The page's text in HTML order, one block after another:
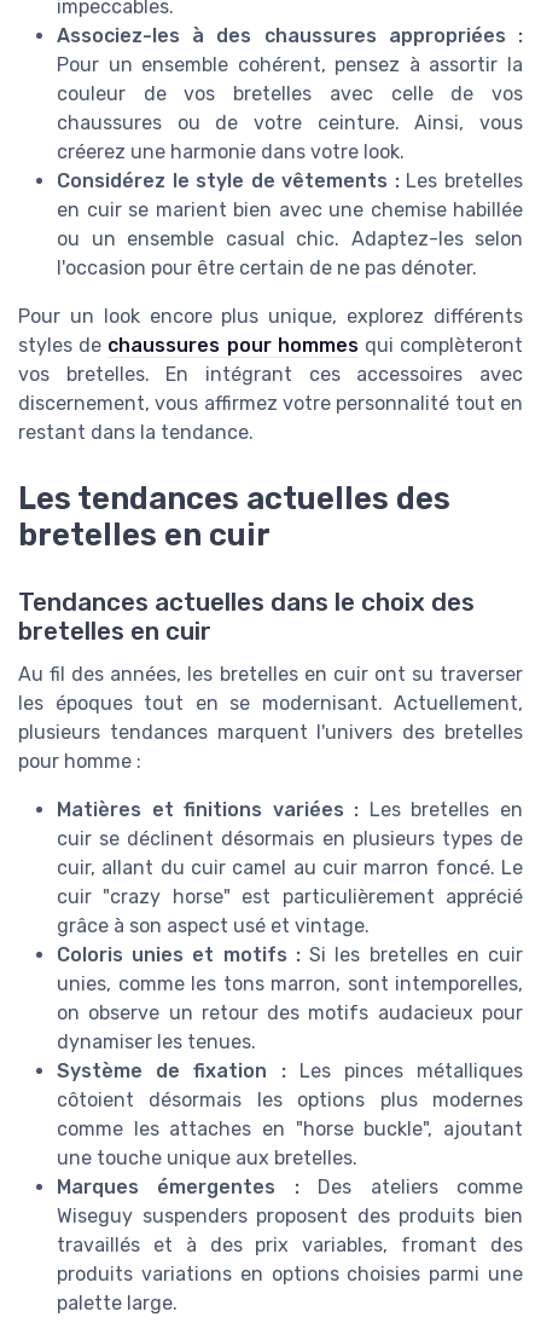
impeccables.
Associez-les à des chaussures appropriées :
Pour un ensemble cohérent, pensez à assortir la
couleur de vos bretelles avec celle de vos
chaussures ou de votre ceinture. Ainsi, vous
créerez une harmonie dans votre look.
Considérez le style de vêtements :Les bretelles
en cuir se marient bien avec une chemise habillée
ou un ensemble casual chic. Adaptez-les selon
l'occasion pour être certain de ne pas dénoter.
Pour un look encore plus unique, explorez différents
styles de chaussures pour hommesqui complèteront
vos bretelles. En intégrant ces accessoires avec
discernement, vous affirmez votre personnalité tout en
restant dans la tendance.
Les tendances actuelles des
bretelles en cuir
Tendances actuelles dans le choix des
bretelles en cuir
Au fil des années, les bretelles en cuir ont su traverser
les époques tout en se modernisant. Actuellement,
plusieurs tendances marquent l'univers des bretelles
pour homme :
Matières et finitions variées : Les bretelles en
cuir se déclinent désormais en plusieurs types de
cuir, allant du cuir camel au cuir marron foncé. Le
cuir "crazy horse" est particulièrement apprécié
grâce à son aspect usé et vintage.
Coloris unies et motifs :Si les bretelles en cuir
unies, comme les tons marron, sont intemporelles,
on observe un retour des motifs audacieux pour
dynamiser les tenues.
Système de fixation :Les pinces métalliques
côtoient désormais les options plus modernes
comme les attaches en "horse buckle", ajoutant
une touche unique aux bretelles.
Marques émergentes :Des ateliers comme
Wiseguy suspenders proposent des produits bien
travaillés et à des prix variables, fromant des
produits variations en options choisies parmi une
palette large.